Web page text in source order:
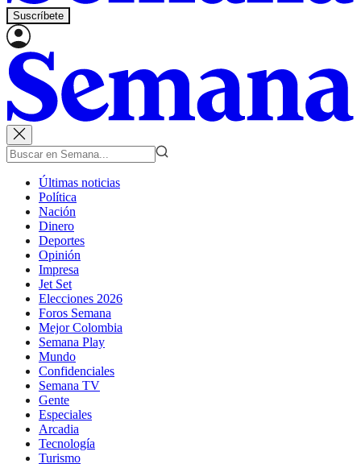
Suscríbete
Últimas noticias
Política
Nación
Dinero
Deportes
Opinión
Impresa
Jet Set
Elecciones 2026
Foros Semana
Mejor Colombia
Semana Play
Mundo
Confidenciales
Semana TV
Gente
Especiales
Arcadia
Tecnología
Turismo